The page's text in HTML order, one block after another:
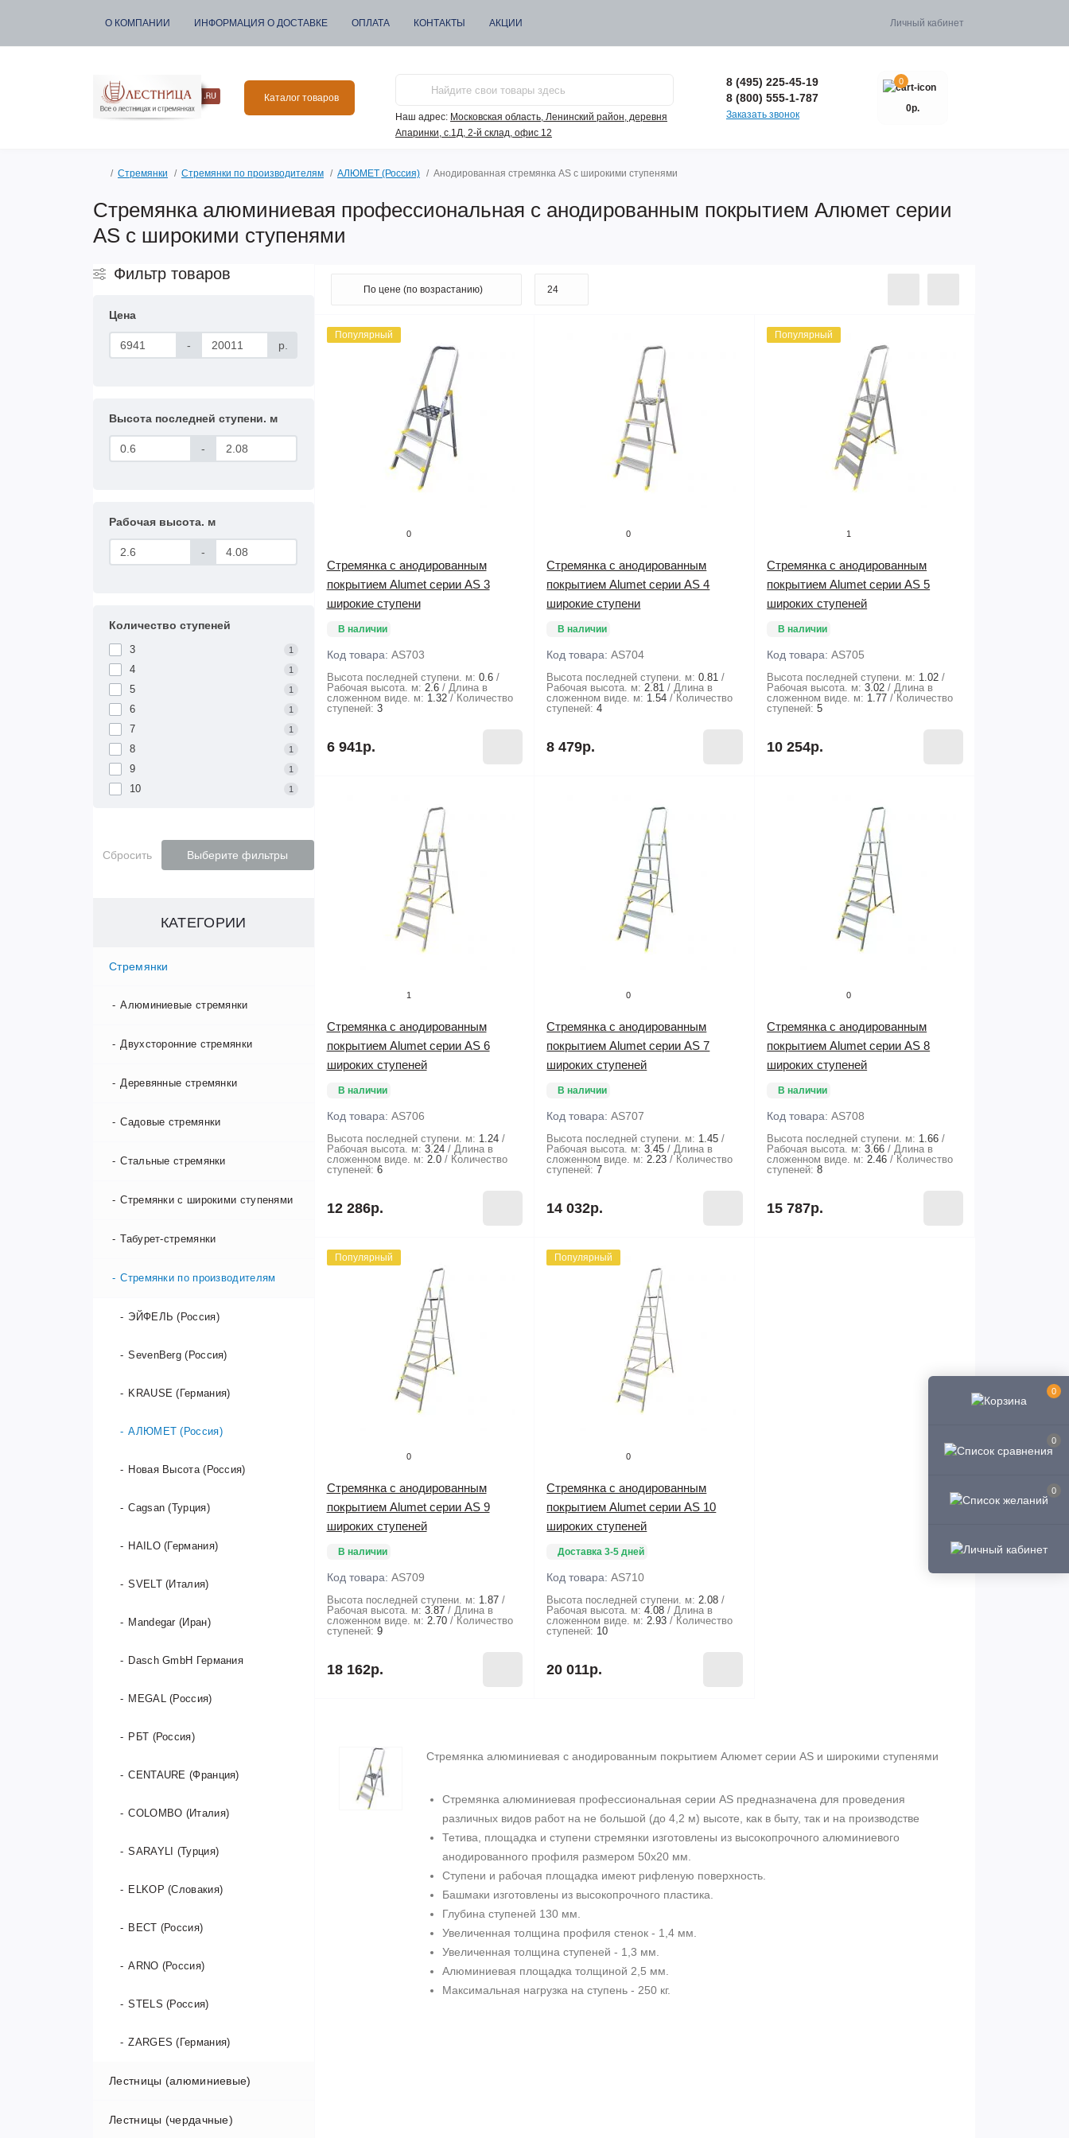
0
0
0
О КОМПАНИИ ИНФОРМАЦИЯ О ДОСТАВКЕ ОПЛАТА КОНТАКТЫ АКЦИИ Личный кабинет
Каталог товаров
Наш адрес: Московская область, Ленинский район, деревня
Апаринки, с.1Д, 2-й склад, офис 12
8 (495) 225-45-19
8 (800) 555-1-787
Заказать звонок
0
0р.
Стремянки Стремянки по производителям АЛЮМЕТ (Россия) Анодированная стремянка AS с широкими ступенями
Стремянка алюминиевая профессиональная с анодированным покрытием Алюмет серии
АS с широкими ступенями
Фильтр товаров
Цена
- р.
Высота последней ступени. м
-
Рабочая высота. м
-
Количество ступеней
3 1
4 1
5 1
6 1
7 1
8 1
9 1
10 1
Сбросить Выберите фильтры
КАТЕГОРИИ
Стремянки
Алюминиевые стремянки
Двухсторонние стремянки
Деревянные стремянки
Садовые стремянки
Стальные стремянки
Стремянки с широкими ступенями
Табурет-стремянки
Стремянки по производителям
ЭЙФЕЛЬ (Россия)
SevenBerg (Россия)
KRAUSE (Германия)
АЛЮМЕТ (Россия)
Новая Высота (Россия)
Cagsan (Турция)
HAILO (Германия)
SVELT (Италия)
Mandegar (Иран)
Dasch GmbH Германия
MEGAL (Россия)
РБТ (Россия)
CENTAURE (Франция)
COLOMBO (Италия)
SARAYLI (Турция)
ELKOP (Словакия)
ВЕСТ (Россия)
ARNO (Россия)
STELS (Россия)
ZARGES (Германия)
Лестницы (алюминиевые)
Односекционные лестницы
Лестницы (чердачные)
Популярный
0
Стремянка с анодированным
покрытием Alumet серии AS 3
широкие ступени
В наличии
Код товара: AS703
Высота последней ступени. м: 0.6
Рабочая высота. м: 2.6
Длина в
сложенном виде. м: 1.32
Количество
ступеней: 3
6 941р.
0
Стремянка с анодированным
покрытием Alumet серии AS 4
широкие ступени
В наличии
Код товара:AS704
Высота последней ступени. м: 0.81
Рабочая высота. м: 2.81
Длина в
сложенном виде. м: 1.54
Количество
ступеней: 4
8 479р.
Популярный
1
Стремянка с анодированным
покрытием Alumet серии AS 5
широких ступеней
В наличии
Код товара:AS705
Высота последней ступени. м: 1.02
Рабочая высота. м: 3.02
Длина в
сложенном виде. м: 1.77
Количество
ступеней: 5
10 254р.
1
Стремянка с анодированным
покрытием Alumet серии AS 6
широких ступеней
В наличии
Код товара: AS706
Высота последней ступени. м: 1.24
Рабочая высота. м: 3.24
Длина в
сложенном виде. м: 2.0
Количество
ступеней: 6
12 286р.
0
Стремянка с анодированным
покрытием Alumet серии AS 7
широких ступеней
В наличии
Код товара:AS707
Высота последней ступени. м: 1.45
Рабочая высота. м: 3.45
Длина в
сложенном виде. м: 2.23
Количество
ступеней: 7
14 032р.
0
Стремянка с анодированным
покрытием Alumet серии AS 8
широких ступеней
В наличии
Код товара:AS708
Высота последней ступени. м: 1.66
Рабочая высота. м: 3.66
Длина в
сложенном виде. м: 2.46
Количество
ступеней: 8
15 787р.
Популярный
0
Стремянка с анодированным
покрытием Alumet серии AS 9
широких ступеней
В наличии
Код товара: AS709
Высота последней ступени. м: 1.87
Рабочая высота. м: 3.87
Длина в
сложенном виде. м: 2.70
Количество
ступеней: 9
18 162р.
Популярный
0
Стремянка с анодированным
покрытием Alumet серии AS 10
широких ступеней
Доставка 3-5 дней
Код товара:AS710
Высота последней ступени. м: 2.08
Рабочая высота. м: 4.08
Длина в
сложенном виде. м: 2.93
Количество
ступеней: 10
20 011р.
Стремянка алюминиевая с анодированным покрытием Алюмет серии АS и широкими ступенями
Стремянка алюминиевая профессиональная серии АS предназначена для проведения
различных видов работ на не большой (до 4,2 м) высоте, как в быту, так и на производстве
Тетива, площадка и ступени стремянки изготовлены из высокопрочного алюминиевого
анодированного профиля размером 50х20 мм.
Ступени и рабочая площадка имеют рифленую поверхность.
Башмаки изготовлены из высокопрочного пластика.
Глубина ступеней 130 мм.
Увеличенная толщина профиля стенок - 1,4 мм.
Увеличенная толщина ступеней - 1,3 мм.
Алюминиевая площадка толщиной 2,5 мм.
Максимальная нагрузка на ступень - 250 кг.